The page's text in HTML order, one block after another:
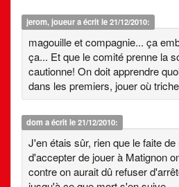
jerom, joueura écrit le 21/12/2010:
magouille et compagnie... ça
ça... Et que le comité prenne la
cautionne! On doit apprendre
dans les premiers, jouer où
doma écrit le 21/12/2010:
J'en étais sûr, rien que le faite
d'accepter de jouer à Matignon
contre on aurait dû refuser